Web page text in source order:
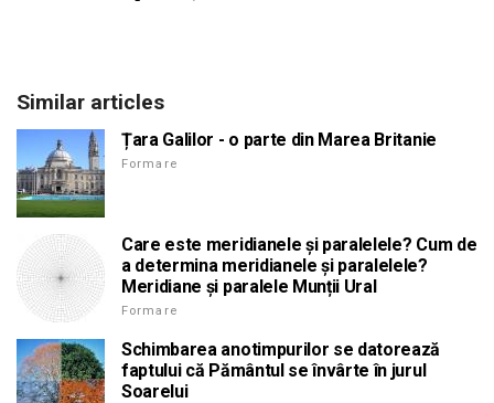
Similar articles
Țara Galilor - o parte din Marea Britanie
Formare
Care este meridianele și paralelele? Cum de
a determina meridianele și paralelele?
Meridiane și paralele Munții Ural
Formare
Schimbarea anotimpurilor se datorează
faptului că Pământul se învârte în jurul
Soarelui